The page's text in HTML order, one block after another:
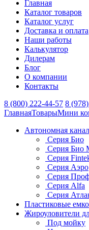
Главная
Каталог товаров
Каталог услуг
Доставка и оплата
Наши работы
Калькулятор
Дилерам
Блог
О компании
Контакты
8 (800) 222-44-57 8
ГлавнаяТоварыМини
Автономная
Серия Био
Серия Био
Серия
Серия Аэро
Серия
Серия Alfa
Серия
Пластиковые
Жироуловители
Под мойку